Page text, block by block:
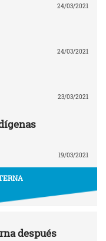
24/03/2021
24/03/2021
23/03/2021
19/03/2021
después